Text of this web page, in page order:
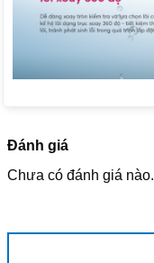
Đánh giá
Chưa có đánh giá nào.